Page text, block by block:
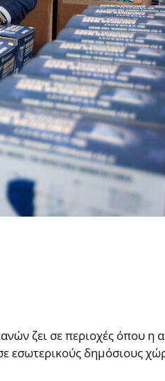
ζει σε περιοχές όπου η
εσωτερικούς δημόσιους